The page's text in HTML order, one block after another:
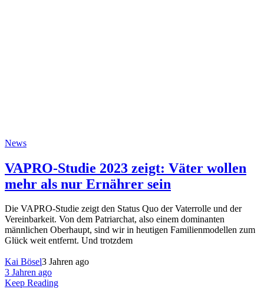
News
VAPRO-Studie 2023 zeigt: Väter wollen
mehr als nur Ernährer sein
Die VAPRO-Studie zeigt den Status Quo der Vaterrolle und der
Vereinbarkeit. Von dem Patriarchat, also einem dominanten
männlichen Oberhaupt, sind wir in heutigen Familienmodellen zum
Glück weit entfernt. Und trotzdem
Kai Bösel3 Jahren ago
3 Jahren ago
Keep Reading